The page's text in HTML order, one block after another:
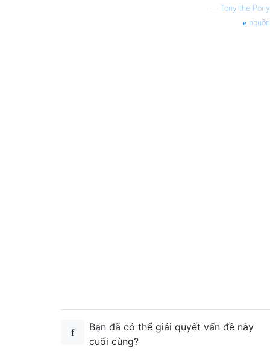
— Tony the Pony
nguồn
Bạn đã có thể giải quyết vấn đề này
cuối cùng?